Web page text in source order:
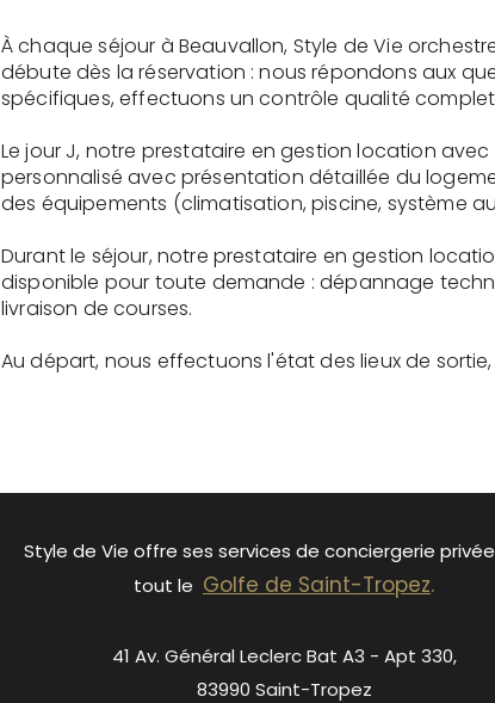
À chaque séjour à Beauvallon, Style de Vie
débute dès la réservation : nous répondons aux
spécifiques, effectuons un contrôle qualité
Le jour J, notre prestataire en gestion location
personnalisé avec présentation détaillée du
des équipements (climatisation, piscine, système
Durant le séjour, notre prestataire en gestion
disponible pour toute demande : dépannage
livraison de courses.
Au départ, nous effectuons l'état des lieux de
Style de Vie offre ses services de conciergerie
tout le Golfe de Saint-Tropez.
41 Av. Général Leclerc Bat A3 - Apt 330,
83990 Saint-Tropez